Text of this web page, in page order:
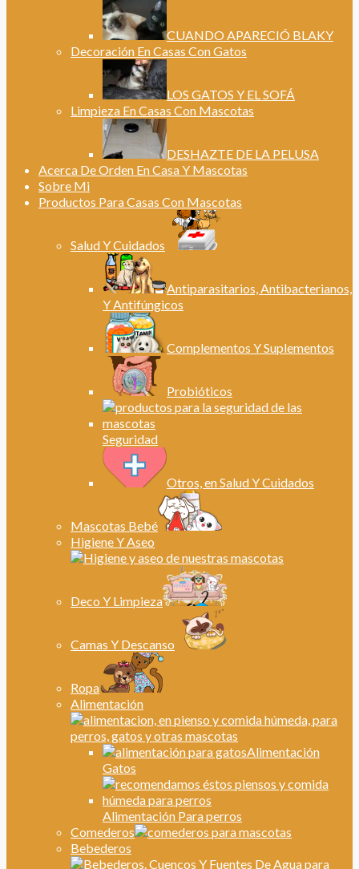
CUANDO APARECIÓ BLAKY
Decoración En Casas Con Gatos
LOS GATOS Y EL SOFÁ
Limpieza En Casas Con Mascotas
DESHAZTE DE LA PELUSA
Acerca De Orden En Casa Y Mascotas
Sobre Mi
Productos Para Casas Con Mascotas
Salud Y Cuidados
Antiparasitarios, Antibacterianos,
Y Antifúngicos
Complementos Y Suplementos
Probióticos
Seguridad
Otros, en Salud Y Cuidados
Mascotas Bebé
Higiene Y Aseo
Deco Y Limpieza
Camas Y Descanso
Ropa
Alimentación
Alimentación
Gatos
Alimentación Para perros
Comederos
Bebederos